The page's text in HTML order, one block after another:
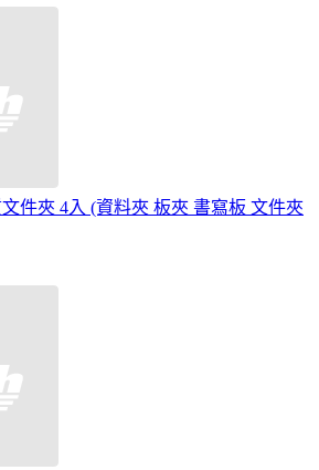
件夾 4入 (資料夾 板夾 書寫板 文件夾